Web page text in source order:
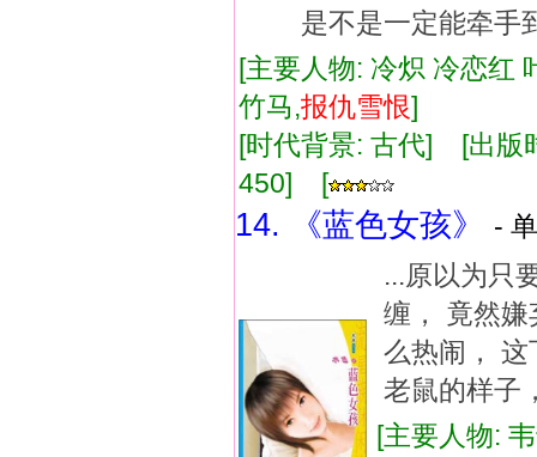
是不是一定能牵手
[主要人物: 冷炽 冷恋
竹马,报仇雪恨]
[时代背景: 古代] [出
450] [
14. 《蓝色女孩》
-
...原以为只
缠， 竟然
么热闹，
老鼠的样子
[主要人物: